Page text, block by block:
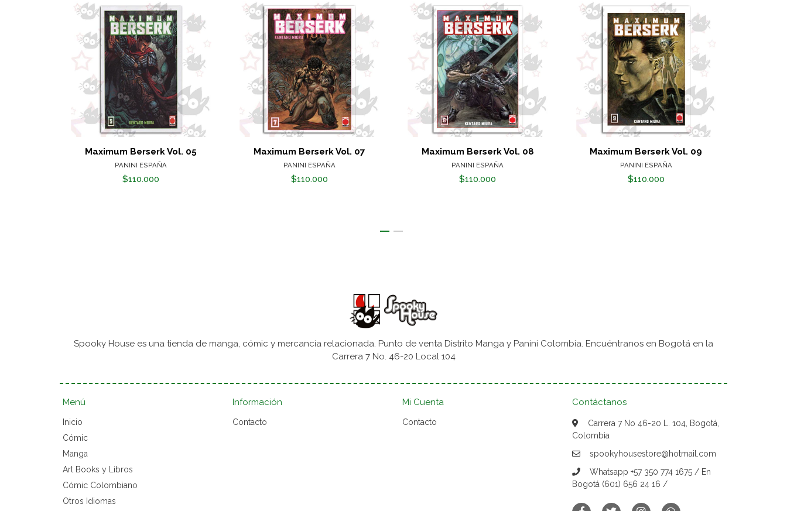
Maximum Berserk Vol. 05
PANINI ESPAÑA
$110.000
Maximum Berserk Vol. 07
PANINI ESPAÑA
$110.000
Maximum Berserk Vol. 08
PANINI ESPAÑA
$110.000
Maximum Berserk Vol. 09
PANINI ESPAÑA
$110.000
Spooky House es una tienda de manga, cómic y mercancía relacionada. Punto de venta Distrito Manga y Panini Colombia. Encuéntranos en Bogotá en la
Carrera 7 No. 46-20 Local 104
Menú
Inicio
Cómic
Manga
Art Books y Libros
Cómic Colombiano
Otros Idiomas
Información
Contacto
Mi Cuenta
Contacto
Contáctanos
Carrera 7 No 46-20 L. 104, Bogotá,
Colombia
spookyhousestore@hotmail.com
Whatsapp +57 350 774 1675 / En
Bogotá (601) 656 24 16 /